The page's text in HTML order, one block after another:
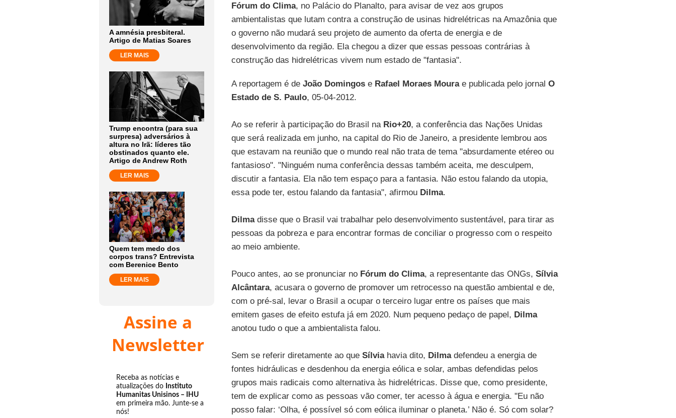
A amnésia presbiteral.
Artigo de Matias Soares
LER MAIS
Trump encontra (para sua
surpresa) adversários à
altura no Irã: líderes tão
obstinados quanto ele.
Artigo de Andrew Roth
LER MAIS
Quem tem medo dos
corpos trans? Entrevista
com Berenice Bento
LER MAIS
Assine a
Newsletter
Receba as notícias e
atualizações do Instituto
Humanitas Unisinos – IHU
em primeira mão. Junte-se a
nós!
Fórum do Clima, no Palácio do Planalto, para avisar de vez aos grupos
ambientalistas que lutam contra a construção de usinas hidrelétricas na Amazônia que
o governo não mudará seu projeto de aumento da oferta de energia e de
desenvolvimento da região. Ela chegou a dizer que essas pessoas contrárias à
construção das hidrelétricas vivem num estado de "fantasia".
A reportagem é de João Domingose Rafael Moraes Mourae publicada pelo jornal O
Estado de S. Paulo, 05-04-2012.
Ao se referir à participação do Brasil na Rio+20, a conferência das Nações Unidas
que será realizada em junho, na capital do Rio de Janeiro, a presidente lembrou aos
que estavam na reunião que o mundo real não trata de tema "absurdamente etéreo ou
fantasioso". "Ninguém numa conferência dessas também aceita, me desculpem,
discutir a fantasia. Ela não tem espaço para a fantasia. Não estou falando da utopia,
essa pode ter, estou falando da fantasia", afirmou Dilma.
Dilma disse que o Brasil vai trabalhar pelo desenvolvimento sustentável, para tirar as
pessoas da pobreza e para encontrar formas de conciliar o progresso com o respeito
ao meio ambiente.
Pouco antes, ao se pronunciar no Fórum do Clima, a representante das ONGs, Sílvia
Alcântara, acusara o governo de promover um retrocesso na questão ambiental e de,
com o pré-sal, levar o Brasil a ocupar o terceiro lugar entre os países que mais
emitem gases de efeito estufa já em 2020. Num pequeno pedaço de papel, Dilma
anotou tudo o que a ambientalista falou.
Sem se referir diretamente ao que Sílvia havia dito, Dilma defendeu a energia de
fontes hidráulicas e desdenhou da energia eólica e solar, ambas defendidas pelos
grupos mais radicais como alternativa às hidrelétricas. Disse que, como presidente,
tem de explicar como as pessoas vão comer, ter acesso à água e energia. "Eu não
posso falar: ‘Olha, é possível só com eólica iluminar o planeta.’ Não é. Só com solar?